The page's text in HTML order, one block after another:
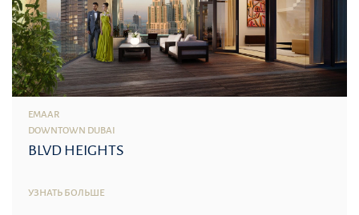
EMAAR
DOWNTOWN DUBAI
BLVD HEIGHTS
УЗНАТЬ БОЛЬШЕ